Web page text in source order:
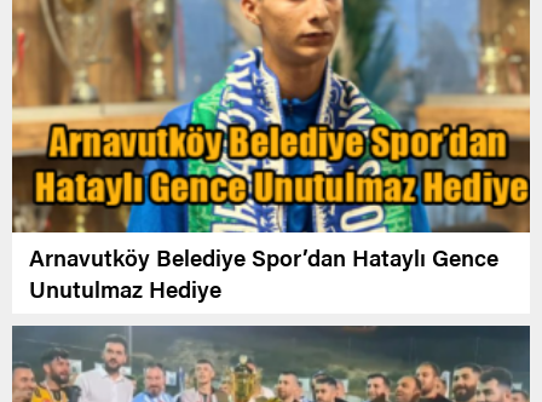
Arnavutköy Belediye Spor’dan Hataylı Gence
Unutulmaz Hediye